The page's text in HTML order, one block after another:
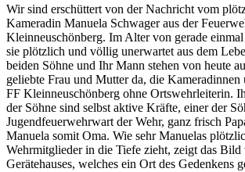
Wir sind erschüttert von der Nachricht vom
Kameradin Manuela Schwager aus der
Kleinneuschönberg. Im Alter von gerade
sie plötzlich und völlig unerwartet aus dem
beiden Söhne und Ihr Mann stehen von heute
geliebte Frau und Mutter da, die Kameradinnen
FF Kleinneuschönberg ohne Ortswehrleiterin.
der Söhne sind selbst aktive Kräfte, einer der
Jugendfeuerwehrwart der Wehr, ganz frisch
Manuela somit Oma. Wie sehr Manuelas
Wehrmitglieder in die Tiefe zieht, zeigt das Bild
Gerätehauses, welches ein Ort des Gedenkens